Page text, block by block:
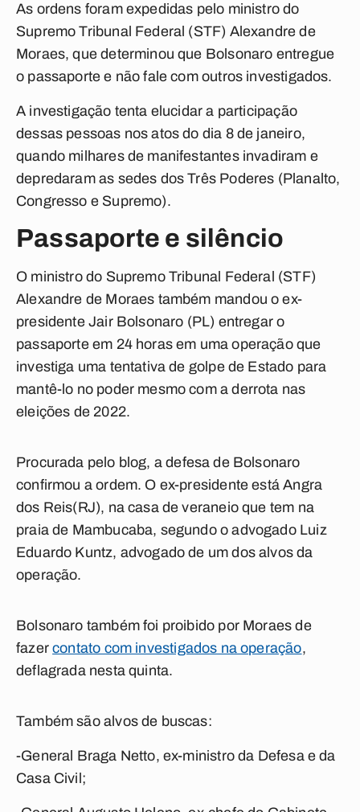
As ordens foram expedidas pelo ministro do
Supremo Tribunal Federal (STF) Alexandre de
Moraes, que determinou que Bolsonaro entregue
o passaporte e não fale com outros investigados.
A investigação tenta elucidar a participação
dessas pessoas nos atos do dia 8 de janeiro,
quando milhares de manifestantes invadiram e
depredaram as sedes dos Três Poderes (Planalto,
Congresso e Supremo).
Passaporte e silêncio
O ministro do Supremo Tribunal Federal (STF)
Alexandre de Moraes também mandou o ex-
presidente Jair Bolsonaro (PL) entregar o
passaporte em 24 horas em uma operação que
investiga uma tentativa de golpe de Estado para
mantê-lo no poder mesmo com a derrota nas
eleições de 2022.
Procurada pelo blog, a defesa de Bolsonaro
confirmou a ordem. O ex-presidente está Angra
dos Reis(RJ), na casa de veraneio que tem na
praia de Mambucaba, segundo o advogado Luiz
Eduardo Kuntz, advogado de um dos alvos da
operação.
Bolsonaro também foi proibido por Moraes de
fazercontato com investigados na operação,
deflagrada nesta quinta.
Também são alvos de buscas:
-General Braga Netto, ex-ministro da Defesa e da
Casa Civil;